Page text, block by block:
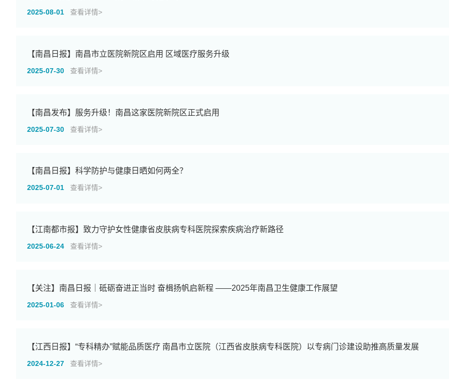
2025-08-01 查看详情>
【南昌日报】南昌市立医院新院区启用 区域医疗服务升级
2025-07-30 查看详情>
【南昌发布】服务升级！南昌这家医院新院区正式启用
2025-07-30 查看详情>
【南昌日报】科学防护与健康日晒如何两全？
2025-07-01 查看详情>
【江南都市报】致力守护女性健康省皮肤病专科医院探索疾病治疗新路径
2025-06-24 查看详情>
【关注】南昌日报｜砥砺奋进正当时 奋楫扬帆启新程 ——2025年南昌卫生健康工作展望
2025-01-06 查看详情>
【江西日报】“专科精办”赋能品质医疗 南昌市立医院（江西省皮肤病专科医院）以专病门诊建设助推高质量发展
2024-12-27 查看详情>